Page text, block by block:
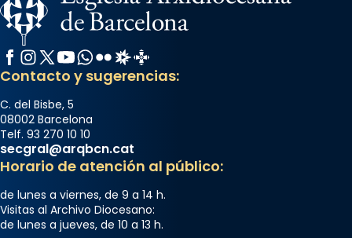
Semproniana, verges i màrtirs.
Acompanyant la història de sant Cugat, a
partir de l’Edat Mitjana sorgeix la tradició
que les santes Juliana (“relatiu a Júlia”) i
Semproniana (“relatiu a Semprònia =
eterna”) són deixebles seves. I l’any 1667, el
frare Joan Gaspar Roig, afirma en una obra
que les santes són filles de l’antiga Iluro.
Mataró en reivindicarà les relíq
...Ver más
Foto
Facebook
Instagram
X / Twitter
YouTube
WhatsApp
FlickrRadio Estel
Catalunya Cristiana
Contacto y sugerencias:
C. del Bisbe, 5
08002 Barcelona
Telf. 93 270 10 10
secgral@arqbcn.cat
Horario de atención al público:
de lunes a viernes, de 9 a 14 h.
Visitas al Archivo Diocesano:
de lunes a jueves, de 10 a 13 h.